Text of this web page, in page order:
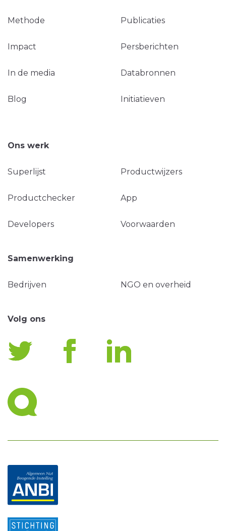
Methode Publicaties
Impact Persberichten
In de media Databronnen
Blog Initiatieven
Ons werk
Superlijst Productwijzers
Productchecker App
Developers Voorwaarden
Samenwerking
Bedrijven NGO en overheid
Volg ons